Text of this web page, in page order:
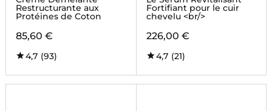
Restructurante aux
Protéines de Coton
85,60 €
4,7 (93)
Fortifiant pour le cuir
chevelu <br/>
226,00 €
4,7 (21)